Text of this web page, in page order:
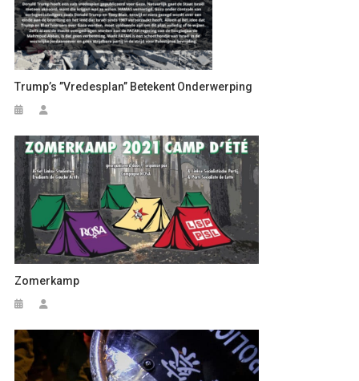
Trump’s ’’vredesplan’’ Betekent Onderwerping
Zomerkamp